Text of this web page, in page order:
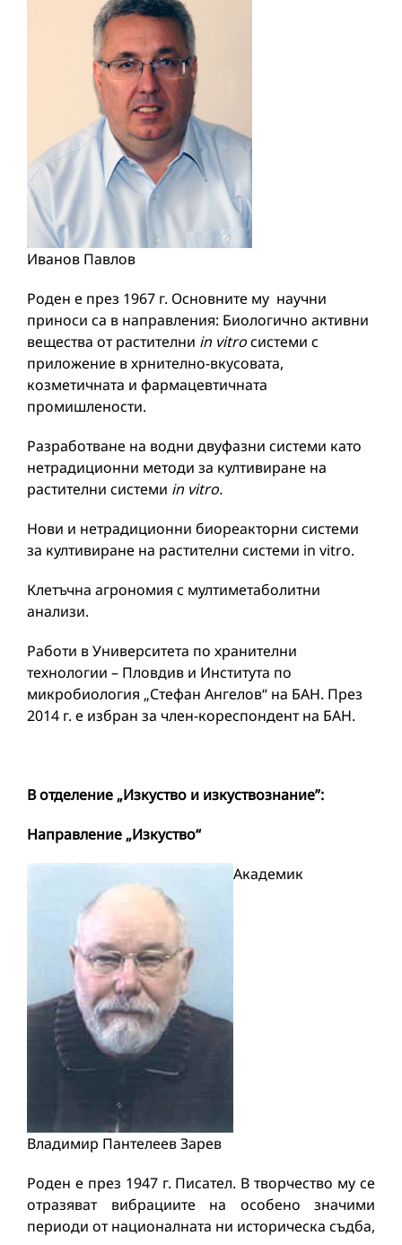
Иванов Павлов
Роден е през 1967 г. Основните му научни
приноси са в направления: Биологично активни
вещества от растителни in vitroсистеми с
приложение в хрнително-вкyсовата,
козметичната и фармацевтичната
промишлености.
Разработване на водни двуфазни системи като
нетрадиционни методи за култивиране на
растителни системи in vitro.
Нови и нетрадиционни биореакторни системи
за култивиране на растителни системи in vitro.
Клетъчна агрономия с мултиметаболитни
анализи.
Работи в Университета по хранителни
технологии – Пловдив и Института по
микробиология „Стефан Ангелов“ на БАН. През
2014 г. е избран за член-кореспондент на БАН.
Вотделение „Изкуство и изкуствознание”:
Направление „Изкуство“
Академик
Владимир Пантелеев Зарев
Роден е през 1947 г. Писател. В творчество му се
отразяват вибрациите на особено значими
периоди от националната ни историческа съдба,